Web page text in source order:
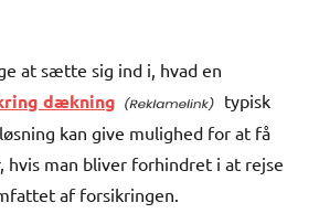
at sætte sig ind i, hvad en
dækning
typisk
kan give mulighed for at få
man bliver forhindret i at rejse
af forsikringen.